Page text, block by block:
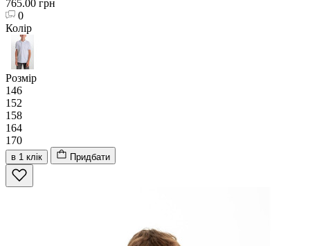
765.00 грн
0
Колір
Розмір
146
152
158
164
170
в 1 клік Придбати